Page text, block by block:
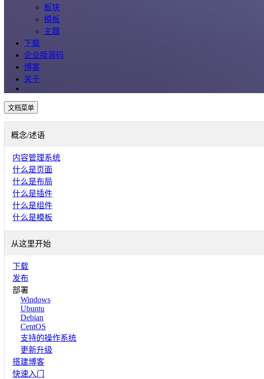
板块
模板
主题
下载
企业版源码
博客
关于
文档菜单
概念/述语
内容管理系统
什么是页面
什么是布局
什么是插件
什么是组件
什么是模板
从这里开始
下载
发布
部署
Windows
Ubuntu
Debian
CentOS
支持的操作系统
更新升级
搭建博客
快速入门